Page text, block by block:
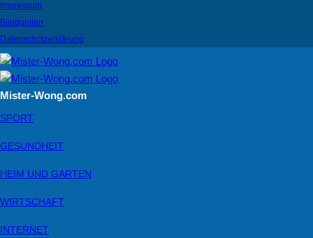
Impressum
Bildquellen
Datenschutzerklärung
Mister-Wong.com
SPORT
GESUNDHEIT
HEIM UND GARTEN
WIRTSCHAFT
INTERNET